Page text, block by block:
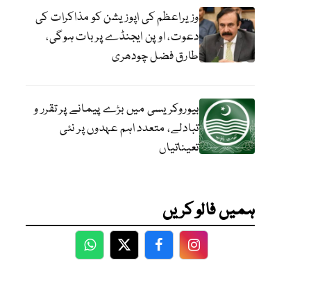
وزیراعظم کی اپوزیشن کو مذاکرات کی
دعوت، اوپن ایجنڈے پر بات ہوگی،
طارق فضل چودھری
بیوروکریسی میں بڑے پیمانے پر تقرر و
تبادلے، متعدد اہم عہدوں پر نئی
تعیناتیاں
ہمیں فالو کریں
WhatsApp
TwitterFacebookFacebook